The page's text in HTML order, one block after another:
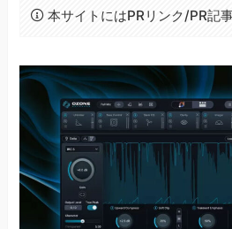
本サイトにはPRリンク/PR記